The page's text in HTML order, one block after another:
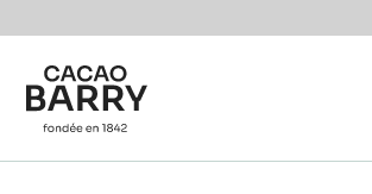
Skip to main content